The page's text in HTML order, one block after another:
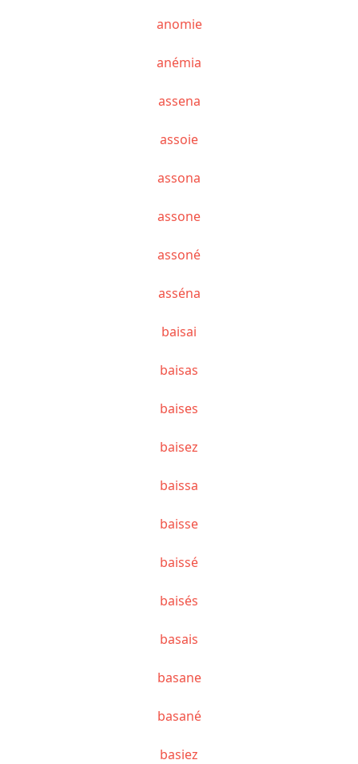
anomie
anémia
assena
assoie
assona
assone
assoné
asséna
baisai
baisas
baises
baisez
baissa
baisse
baissé
baisés
basais
basane
basané
basiez